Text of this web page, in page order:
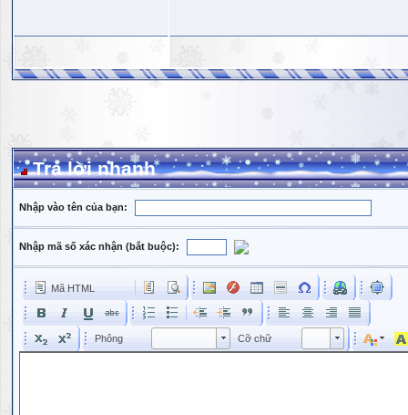
Trả lời nhanh
Nhập vào tên của bạn:
Nhập mã số xác nhận (bắt buộc):
Mã HTML
Phông Phông Cỡ chữ Kích cỡ phông